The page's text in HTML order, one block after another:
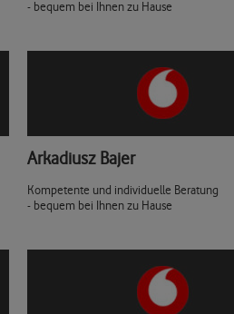
- bequem bei Ihnen zu Hause
Arkadiusz Bajer
Kompetente und individuelle Beratung
- bequem bei Ihnen zu Hause